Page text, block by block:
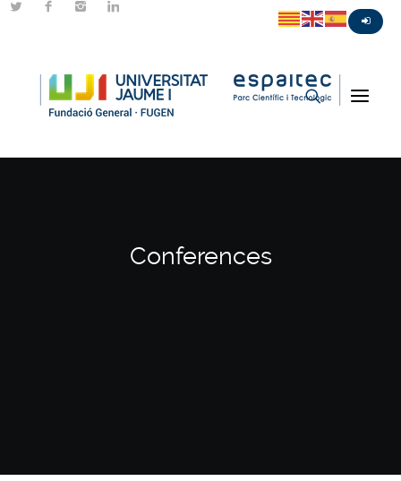
Conferences